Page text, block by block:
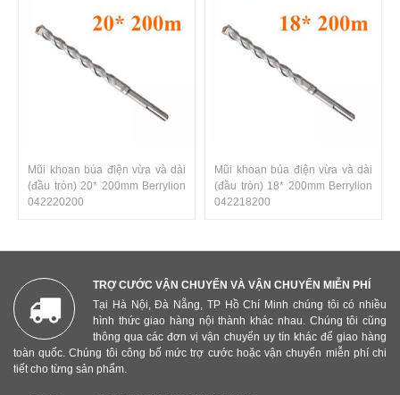
Mũi khoan búa điện vừa và dài
(đầu tròn) 20* 200mm Berrylion
042220200
Mũi khoan búa điện vừa và dài
(đầu tròn) 18* 200mm Berrylion
042218200
TRỢ CƯỚC VẬN CHUYỂN VÀ VẬN CHUYỂN MIỄN PHÍ
Tại Hà Nội, Đà Nẵng, TP Hồ Chí Minh chúng tôi có nhiều
hình thức giao hàng nội thành khác nhau. Chúng tôi cũng
thông qua các đơn vị vận chuyển uy tín khác để giao hàng
toàn quốc. Chúng tôi công bố mức trợ cước hoặc vận chuyển miễn phí chi
tiết cho từng sản phẩm.